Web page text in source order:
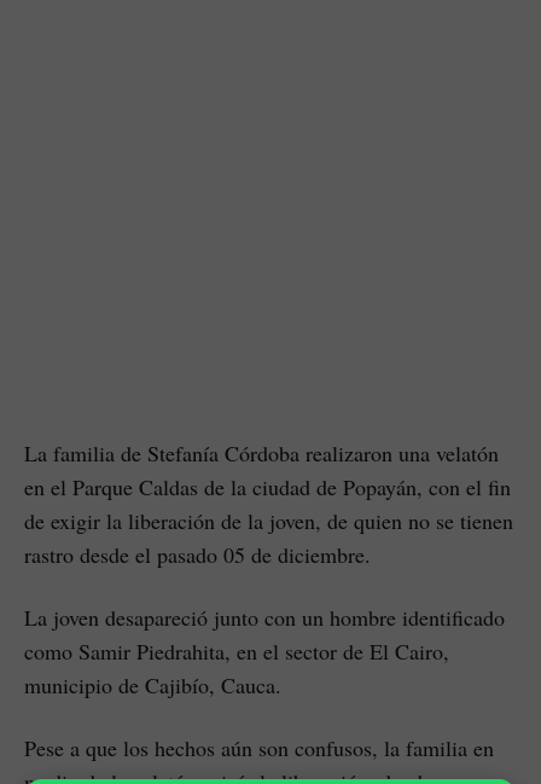
La familia de Stefanía Córdoba realizaron una velatón
en el Parque Caldas de la ciudad de Popayán, con el fin
de exigir la liberación de la joven, de quien no se tienen
rastro desde el pasado 05 de diciembre.
La joven desapareció junto con un hombre identificado
como Samir Piedrahita, en el sector de El Cairo,
municipio de Cajibío, Cauca.
Pese a que los hechos aún son confusos, la familia en